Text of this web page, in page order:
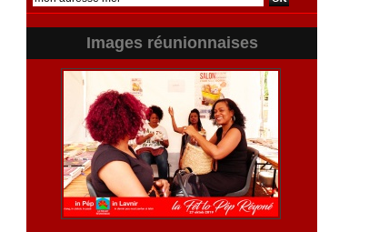
Images réunionnaises